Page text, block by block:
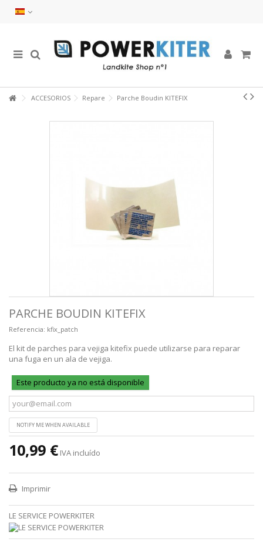
ACCESORIOS Repare Parche Boudin KITEFIX
PARCHE BOUDIN KITEFIX
Referencia: kfix_patch
El kit de parches para vejiga kitefix puede utilizarse para reparar
una fuga en un ala de vejiga.
Este producto ya no está disponible
NOTIFY ME WHEN AVAILABLE
10,99 € IVA incluído
Imprimir
LE SERVICE POWERKITER